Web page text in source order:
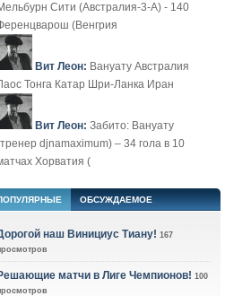
Сити (Австралия-3-А) - 140
(Венгрия
Вит Леон: Вануату Австралия
Тонга Катар Шри-Ланка Иран
Вит Леон: Забито: Вануату
djnamaximum) – 34 гола в 10
Хорватия (
ОБСУЖДАЕМОЕ
наш Винициус Тиану! 167
матчи в Лиге Чемпионов! 100